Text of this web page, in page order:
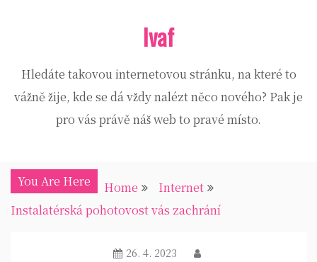
Ivaf
Hledáte takovou internetovou stránku, na které to
vážně žije, kde se dá vždy nalézt něco nového? Pak je
pro vás právě náš web to pravé místo.
You Are Here Home
Internet
Instalatérská pohotovost vás zachrání
26. 4. 2023